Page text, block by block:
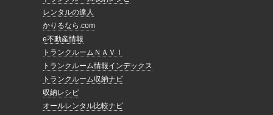
レンタルの達人
かりるなら.com
e不動産情報
トランクルームＮＡＶＩ
トランクルーム情報インデックス
トランクルーム収納ナビ
収納レシピ
オールレンタル比較ナビ